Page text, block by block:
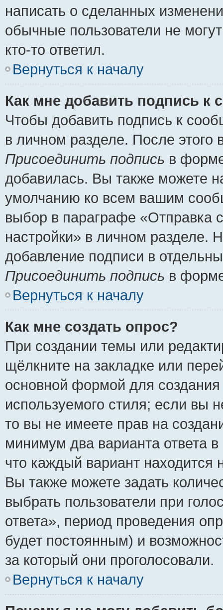
написать о сделанных
обычные пользователи не
кто-то ответил.
Вернуться к началу
Как мне добавить подпись к
Чтобы добавить подпись к
в личном разделе. После
Присоединить подпись в
добавилась. Вы также можете
умолчанию ко всем вашим
выбор в параграфе «Отправка
настройки» в личном разделе.
добавление подписи в
Присоединить подпись в
Вернуться к началу
Как мне создать опрос?
При создании темы или
щёлкните на закладке или
основной формой для
используемого стиля; если вы
то вы не имеете прав на
минимум два варианта ответа
что каждый вариант находится
Вы также можете задать
выбрать пользователи при
ответа», период проведения
будет постоянным) и
за который они проголосовали.
Вернуться к началу